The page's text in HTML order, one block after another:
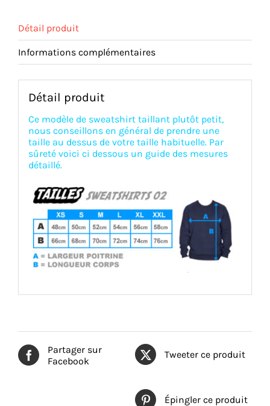
Vintage
Détail produit
Informations complémentaires
Détail produit
Ce modèle de sweatshirt taillant plutôt petit,
nous conseillons en général de prendre une
taille au dessus de votre taille habituelle. Par
sûreté voici ci dessous un guide des mesures
détaillé.
Partager sur
Facebook
Tweeter ce produit
Épingler ce produit